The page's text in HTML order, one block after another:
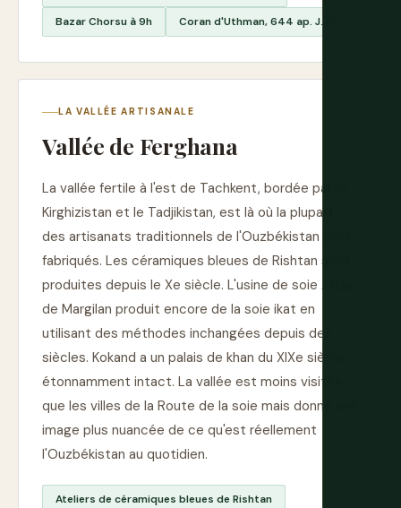
Bazar Chorsu à 9h Coran d'Uthman, 644 ap. J.-C.
LA VALLÉE ARTISANALE
Vallée de Ferghana
La vallée fertile à l'est de Tachkent, bordée par le
Kirghizistan et le Tadjikistan, est là où la plupart
des artisanats traditionnels de l'Ouzbékistan sont
fabriqués. Les céramiques bleues de Rishtan sont
produites depuis le Xe siècle. L'usine de soie Atlas
de Margilan produit encore de la soie ikat en
utilisant des méthodes inchangées depuis des
siècles. Kokand a un palais de khan du XIXe siècle
étonnamment intact. La vallée est moins visitée
que les villes de la Route de la soie mais donne une
image plus nuancée de ce qu'est réellement
l'Ouzbékistan au quotidien.
Ateliers de céramiques bleues de Rishtan